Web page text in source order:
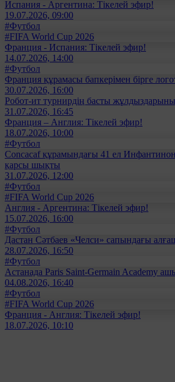
Испания - Аргентина: Тікелей эфир!
19.07.2026, 09:00
#Футбол
#FIFA World Cup 2026
Франция - Испания: Тікелей эфир!
14.07.2026, 14:00
#Футбол
Франция құрамасы бапкерімен бірге
30.07.2026, 16:00
Робот-ит турнирдің басты
31.07.2026, 16:45
Франция – Англия: Тікелей эфир!
18.07.2026, 10:00
#Футбол
Concacaf құрамындағы 41 ел
қарсы шықты
31.07.2026, 12:00
#Футбол
#FIFA World Cup 2026
Англия - Аргентина: Тікелей эфир!
15.07.2026, 16:00
#Футбол
Дастан Сәтбаев «Челси» сапындағы
28.07.2026, 16:50
#Футбол
Астанада Paris Saint-Germain Academy
04.08.2026, 16:40
#Футбол
#FIFA World Cup 2026
Франция - Англия: Тікелей эфир!
18.07.2026, 10:10